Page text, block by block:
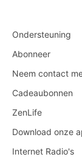
Ondersteuning
Abonneer
Neem contact
Cadeaubonnen
ZenLife
Download onze
Internet Radio's